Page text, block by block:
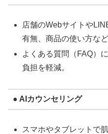
店舗のWebサイトや
有無、商品の使い方な
よくある質問（FAQ）
負担を軽減。
● AIカウンセリング
スマホやタブレットで